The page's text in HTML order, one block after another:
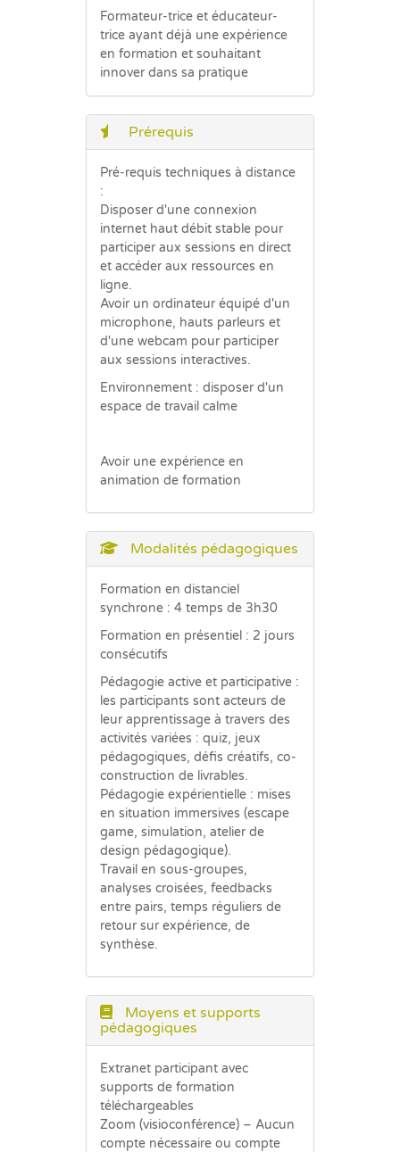
Formateur-trice et éducateur-
trice ayant déjà une expérience
en formation et souhaitant
innover dans sa pratique
Prérequis
Pré-requis techniques à distance
:
Disposer d'une connexion
internet haut débit stable pour
participer aux sessions en direct
et accéder aux ressources en
ligne.
Avoir un ordinateur équipé d'un
microphone, hauts parleurs et
d'une webcam pour participer
aux sessions interactives.
Environnement : disposer d'un
espace de travail calme
Avoir une expérience en
animation de formation
Modalités pédagogiques
Formation en distanciel
synchrone : 4 temps de 3h30
Formation en présentiel : 2 jours
consécutifs
Pédagogie active et participative :
les participants sont acteurs de
leur apprentissage à travers des
activités variées : quiz, jeux
pédagogiques, défis créatifs, co-
construction de livrables.
Pédagogie expérientielle : mises
en situation immersives (escape
game, simulation, atelier de
design pédagogique).
Travail en sous-groupes,
analyses croisées, feedbacks
entre pairs, temps réguliers de
retour sur expérience, de
synthèse.
Moyens et supports
pédagogiques
Extranet participant avec
supports de formation
téléchargeables
Zoom (visioconférence) – Aucun
compte nécessaire ou compte